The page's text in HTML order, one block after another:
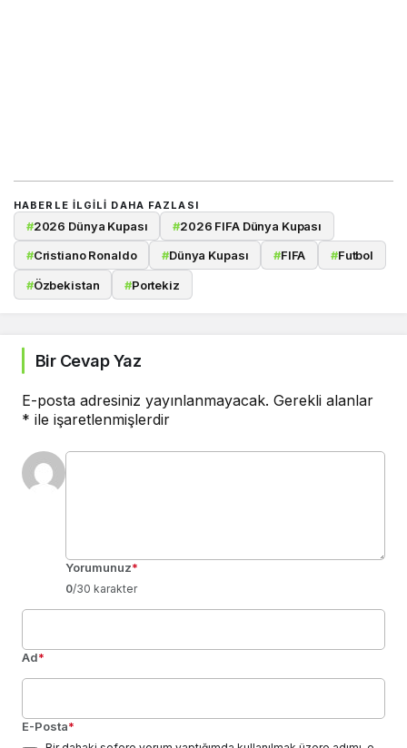
HABERLE ILGILI DAHA FAZLASI
#2026 Dünya Kupası #2026 FIFA Dünya Kupası
#Cristiano Ronaldo #Dünya Kupası #FIFA #Futbol
#Özbekistan #Portekiz
Bir Cevap Yaz
E-posta adresiniz yayınlanmayacak. Gerekli alanlar
* ile işaretlenmişlerdir
Yorumunuz*
0/30 karakter
Ad*
E-Posta*